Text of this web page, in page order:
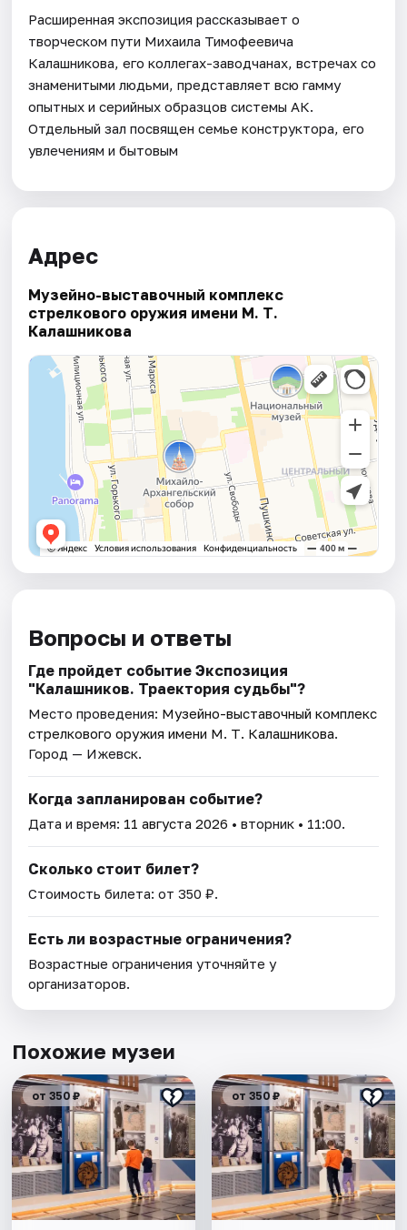
Расширенная экспозиция рассказывает о
творческом пути Михаила Тимофеевича
Калашникова, его коллегах-заводчанах, встречах со
знаменитыми людьми, представляет всю гамму
опытных и серийных образцов системы АК.
Отдельный зал посвящен семье конструктора, его
увлечениям и бытовым
Адрес
Музейно-выставочный комплекс
стрелкового оружия имени М. Т.
Калашникова
Вопросы и ответы
Где пройдет событие Экспозиция
"Калашников. Траектория судьбы"?
Место проведения: Музейно-выставочный комплекс
стрелкового оружия имени М. Т. Калашникова.
Город — Ижевск.
Когда запланирован событие?
Дата и время: 11 августа 2026 • вторник • 11:00.
Сколько стоит билет?
Стоимость билета: от 350 ₽.
Есть ли возрастные ограничения?
Возрастные ограничения уточняйте у
организаторов.
Похожие музеи
от 350 ₽ от 350 ₽